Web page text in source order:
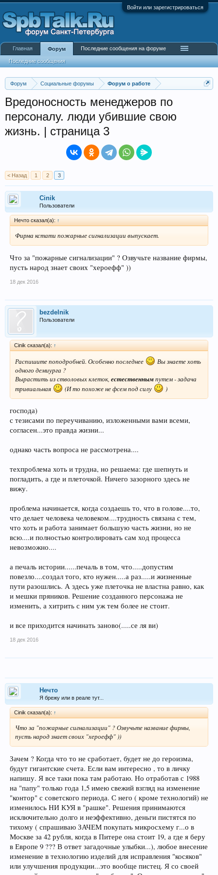
Войти или зарегистрироваться
Форум Социальные форумы Форум о работе
Вредоносность менеджеров по
персоналу. люди убившие свою
жизнь. | страница 3
< Назад 1 2 3
Cinik
Пользователи
Нечто сказал(а): ↑
Фирма кстати пожарные сигнализации выпускает.
Что за "пожарные сигнализации" ? Озвучьте название фирмы,
пусть народ знает своих "хероефф" ))
18 дек 2016
bezdelnik
Пользователи
Cinik сказал(а): ↑
Распишите поподробней. Особенно последнее
Вы знаете хоть
одного демиурга ?
Вырастить из стволовых клеток, естественнымпутем - задача
тривиальная
(И то похоже не фсем под силу )
господа)
с тезисами по переучиванию, изложенными вами всеми,
согласен...это правда жизни...
однако часть вопроса не рассмотрена....
техпроблема хоть и трудна, но решаема: где шепнуть и
погладить, а где и плеточкой. Ничего зазорного здесь не
вижу.
проблема начинается, когда создаешь то, что в голове....то,
что делает человека человеком....трудность связана с тем,
что хоть и работа занимает большую часть жизни, но не
всю....и полностью контролировать сам ход процесса
невозможно....
а печаль истории......печаль в том, что.....допустим
повезло....создал того, кто нужен.....а раз.....и жизненные
пути разошлись. А здесь уже плеточка не властна равно, как
и мешки пряников. Решение созданного персонажа не
изменить, а хитрить с ним уж тем более не стоит.
и все приходится начинать заново(.....се ля ви)
18 дек 2016
Нечто
Я брежу или в реале тут...
Cinik сказал(а): ↑
Что за "пожарные сигнализации" ? Озвучьте название фирмы,
пусть народ знает своих "хероефф" ))
Зачем ? Когда что то не сработает, будет не до героизма,
будут гигантские счета. Если вам интересно , то в личку
напишу. Я все таки пока там работаю. Но отработав с 1988
на "папу" только года 1,5 имею свежий взгляд на изменение
"контор" с советского периода. С него ( кроме технологий) не
изменилось НИ КУЯ в "рашке". Решения принимаются
исключительно долго и неэффективно, деньги пистятся по
тихому ( спрашиваю ЗАЧЕМ покупать микросхему г...о в
Москве за 42 рубля, когда в Питере она стоит 19, а где я беру
в Европе 9 ??? В ответ загадочные улыбки...), любое внесение
изменение в технологию изделий для исправления "косяков"
или улучшения продукции...это вообще пистец. Я со своей
Главная Форум
Последние сообщения
Последние сообщения на форуме